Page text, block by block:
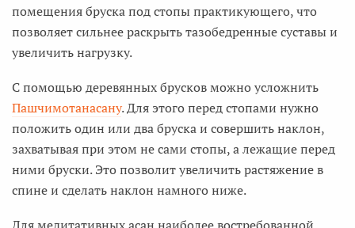
помещения бруска под стопы практикующего, что
позволяет сильнее раскрыть тазобедренные суставы и
увеличить нагрузку.
С помощью деревянных брусков можно усложнить
Пашчимотанасану. Для этого перед стопами нужно
положить один или два бруска и совершить наклон,
захватывая при этом не сами стопы, а лежащие перед
ними бруски. Это позволит увеличить растяжение в
спине и сделать наклон намного ниже.